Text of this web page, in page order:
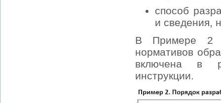
способ
и сведения,
В Примере 2
нормативов
включена в
инструкции.